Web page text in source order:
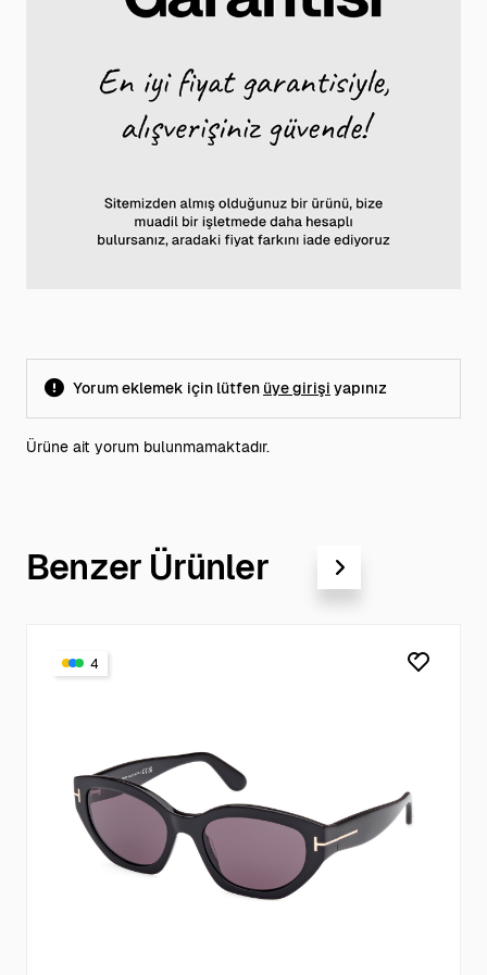
Yorum eklemek için lütfen üye girişi yapınız
Ürüne ait yorum bulunmamaktadır.
Benzer Ürünler
4